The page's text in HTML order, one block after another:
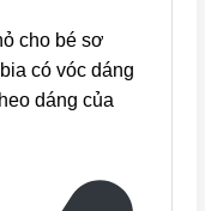
cho bé sơ
có vóc dáng
dáng của